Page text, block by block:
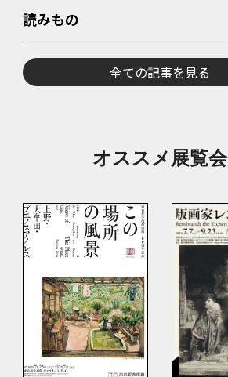
読みもの
全ての記事を見る
オススメ展覧会